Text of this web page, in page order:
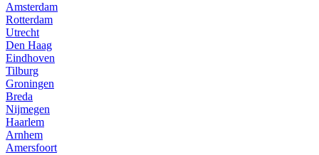
Amsterdam
Rotterdam
Utrecht
Den Haag
Eindhoven
Tilburg
Groningen
Breda
Nijmegen
Haarlem
Arnhem
Amersfoort